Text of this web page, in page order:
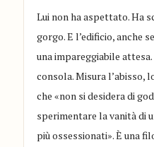
Lui non ha aspettato. Ha
gorgo. E l’edificio, anche
una impareggiabile
consola. Misura l’abisso,
che «non si desidera di
sperimentare la vanità di
più ossessionati». È una